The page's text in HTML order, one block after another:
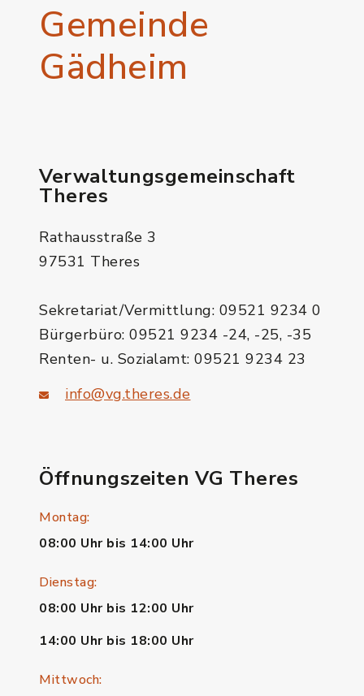
Gemeinde
Gädheim
Verwaltungsgemeinschaft
Theres
Rathausstraße 3
97531 Theres
Sekretariat/Vermittlung: 09521 9234 0
Bürgerbüro: 09521 9234 -24, -25, -35
Renten- u. Sozialamt: 09521 9234 23
info@vg.theres.de
Öffnungszeiten VG Theres
Montag:
08:00 Uhr bis 14:00 Uhr
Dienstag:
08:00 Uhr bis 12:00 Uhr
14:00 Uhr bis 18:00 Uhr
Mittwoch: